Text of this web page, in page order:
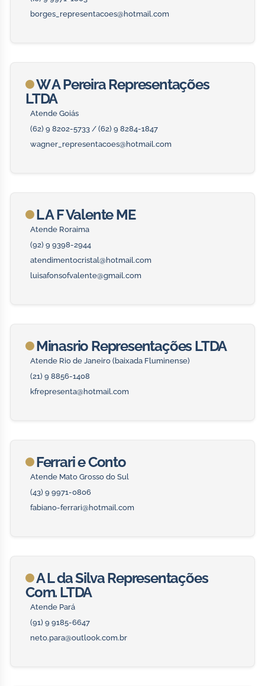
borges_representacoes@hotmail.com
W A Pereira Representações
LTDA
Atende Goiás
(62) 9 8202-5733 / (62) 9 8284-1847
wagner_representacoes@hotmail.com
L A F Valente ME
Atende Roraima
(92) 9 9398-2944
atendimentocristal@hotmail.com
luisafonsofvalente@gmail.com
Minasrio Representações LTDA
Atende Rio de Janeiro (baixada Fluminense)
(21) 9 8856-1408
kfrepresenta@hotmail.com
Ferrari e Conto
Atende Mato Grosso do Sul
(43) 9 9971-0806
fabiano-ferrari@hotmail.com
A L da Silva Representações
Com. LTDA
Atende Pará
(91) 9 9185-6647
neto.para@outlook.com.br